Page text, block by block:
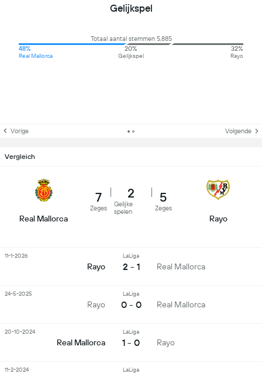
Gelijkspel
Totaal aantal stemmen 5,885
48%
Real Mallorca
20%
Gelijkspel
32%
Rayo
Vorige Volgende
Vergleich
Real Mallorca
7
Zeges
2
Gelijke
spelen
5
Zeges
Rayo
Rayo
LaLiga
2 - 1 Real Mallorca
11-1-2026
Rayo
LaLiga
0 - 0 Real Mallorca
24-5-2025
Real Mallorca
LaLiga
1 - 0 Rayo
20-10-2024
LaLiga
11-2-2024